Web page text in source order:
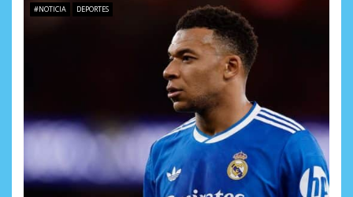
#NOTICIA DEPORTES